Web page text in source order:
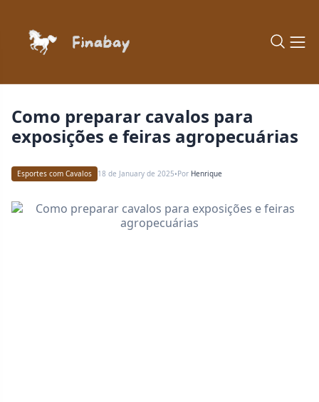
Esportes com Cavalos 18 de January de 2025•Por Henrique
Como preparar cavalos para
exposições e feiras agropecuárias